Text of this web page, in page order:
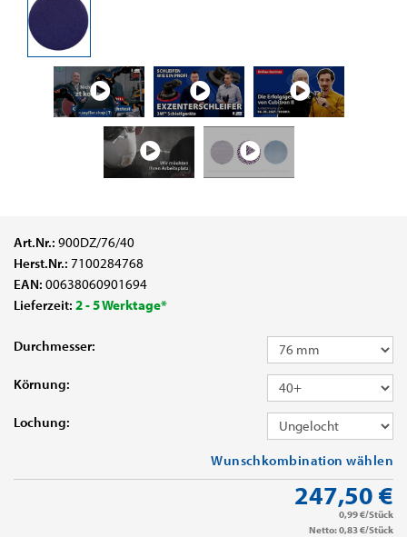
Art.Nr.: 900DZ/76/40
Herst.Nr.: 7100284768
EAN: 00638060901694
Lieferzeit: 2 - 5 Werktage*
Durchmesser:
Körnung:
Lochung:
Wunschkombination wählen
247,50 €
0,99 €/Stück
Netto: 0,83 €/Stück